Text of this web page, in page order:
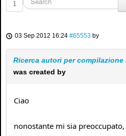
1
03 Sep 2012 16:24 #65553 by
Ricerca autori per compilazione
was created by
Ciao
nonostante mi sia